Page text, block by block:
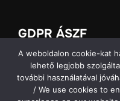
GDPR ÁSZF
GDPR ÁSZF
A weboldalon cookie-kat
lehető legjobb
további használatával
/ We use cookies to